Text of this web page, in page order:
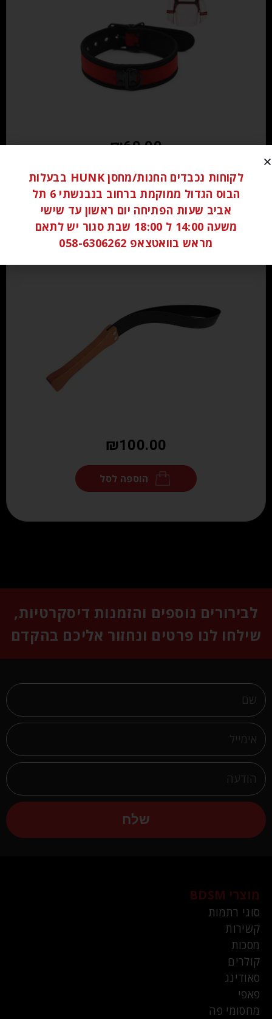
₪60.00
הוספה לסל
₪100.00
הוספה לסל
לבירורים נוספים והזמנות דיסקרטיות,
שילחו לנו פרטים ונחזור אליכם בהקדם
שלח
מוצרי BDSM
סוגי רתמות
קשירות
מסכות
קולרים
סאודינג
פאפי
מחסומי פה
לקוחות נכבדים החנות/מחסן HUNK בבעלות
הבוס הגדול ממוקמת ברחוב בנבנשתי 6 תל
אביב שעות הפתיחה יום ראשון עד שישי
משעה 14:00 ל 18:00 שבת סגור יש לתאם
מראש בוואטצאפ 058-6306262